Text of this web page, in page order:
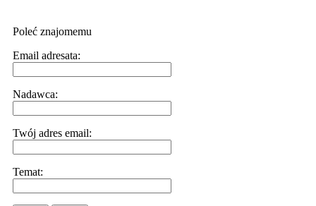
Poleć znajomemu
Email adresata:
Nadawca:
Twój adres email:
Temat: